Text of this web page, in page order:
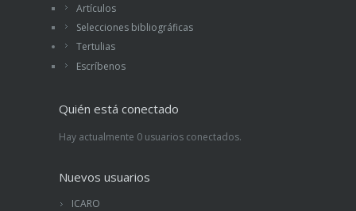
Artículos
Selecciones bibliográficas
Tertulias
Escríbenos
Quién está conectado
Hay actualmente 0 usuarios conectados.
Nuevos usuarios
ICARO